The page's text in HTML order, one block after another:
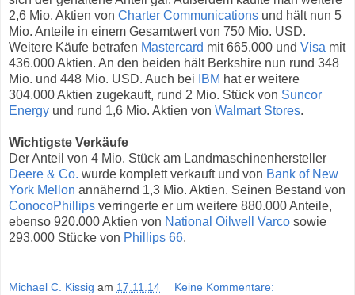
2,6 Mio. Aktien von Charter Communications und hält nun 5
Mio. Anteile in einem Gesamtwert von 750 Mio. USD.
Weitere Käufe betrafen Mastercard mit 665.000 und Visa mit
436.000 Aktien. An den beiden hält Berkshire nun rund 348
Mio. und 448 Mio. USD. Auch bei
IBM hat er weitere
304.000 Aktien zugekauft, rund 2 Mio. Stück von Suncor
Energy und rund 1,6 Mio. Aktien von Walmart Stores.
Wichtigste Verkäufe
Der Anteil von 4 Mio. Stück am Landmaschinenhersteller
Deere & Co. wurde komplett verkauft und von Bank of New
York Mellon annähernd 1,3 Mio. Aktien. Seinen Bestand von
ConocoPhillips verringerte er um weitere 880.000 Anteile,
ebenso 920.000 Aktien von National Oilwell Varco sowie
293.000 Stücke von Phillips 66.
Michael C. Kissig am 17.11.14 Keine Kommentare: